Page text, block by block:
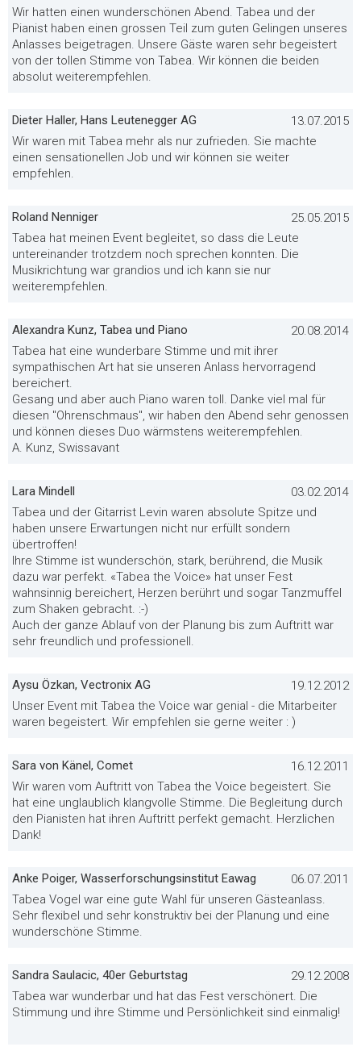
Wir hatten einen wunderschönen Abend. Tabea und der
Pianist haben einen grossen Teil zum guten Gelingen unseres
Anlasses beigetragen. Unsere Gäste waren sehr begeistert
von der tollen Stimme von Tabea. Wir können die beiden
absolut weiterempfehlen.
Dieter Haller, Hans Leutenegger AG
13.07.2015
Wir waren mit Tabea mehr als nur zufrieden. Sie machte
einen sensationellen Job und wir können sie weiter
empfehlen.
Roland Nenniger
25.05.2015
Tabea hat meinen Event begleitet, so dass die Leute
untereinander trotzdem noch sprechen konnten. Die
Musikrichtung war grandios und ich kann sie nur
weiterempfehlen.
Alexandra Kunz, Tabea und Piano
20.08.2014
Tabea hat eine wunderbare Stimme und mit ihrer
sympathischen Art hat sie unseren Anlass hervorragend
bereichert.
Gesang und aber auch Piano waren toll. Danke viel mal für
diesen "Ohrenschmaus", wir haben den Abend sehr genossen
und können dieses Duo wärmstens weiterempfehlen.
A. Kunz, Swissavant
Lara Mindell
03.02.2014
Tabea und der Gitarrist Levin waren absolute Spitze und
haben unsere Erwartungen nicht nur erfüllt sondern
übertroffen!
Ihre Stimme ist wunderschön, stark, berührend, die Musik
dazu war perfekt. «Tabea the Voice» hat unser Fest
wahnsinnig bereichert, Herzen berührt und sogar Tanzmuffel
zum Shaken gebracht. :-)
Auch der ganze Ablauf von der Planung bis zum Auftritt war
sehr freundlich und professionell.
Aysu Özkan, Vectronix AG
19.12.2012
Unser Event mit Tabea the Voice war genial - die Mitarbeiter
waren begeistert. Wir empfehlen sie gerne weiter : )
Sara von Känel, Comet
16.12.2011
Wir waren vom Auftritt von Tabea the Voice begeistert. Sie
hat eine unglaublich klangvolle Stimme. Die Begleitung durch
den Pianisten hat ihren Auftritt perfekt gemacht. Herzlichen
Dank!
Anke Poiger, Wasserforschungsinstitut Eawag
06.07.2011
Tabea Vogel war eine gute Wahl für unseren Gästeanlass.
Sehr flexibel und sehr konstruktiv bei der Planung und eine
wunderschöne Stimme.
Sandra Saulacic, 40er Geburtstag
29.12.2008
Tabea war wunderbar und hat das Fest verschönert. Die
Stimmung und ihre Stimme und Persönlichkeit sind einmalig!